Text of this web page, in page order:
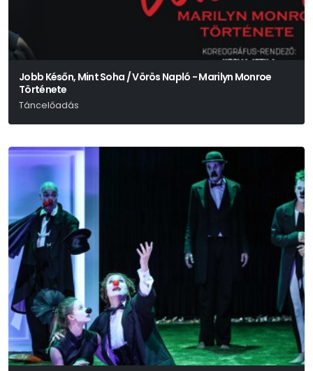
Jobb Későn, Mint Soha / Vörös Napló - Marilyn Monroe
Története
Táncelőadás